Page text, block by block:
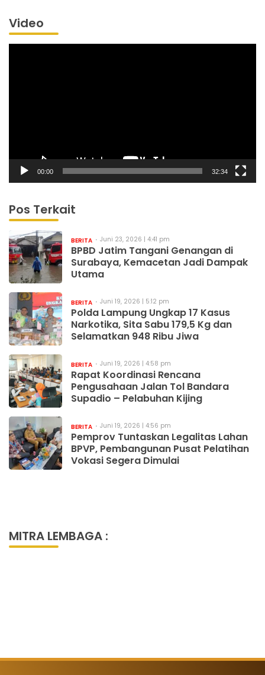
Video
00:00 32:34
Pos Terkait
BERITA Juni 23, 2026 | 4:41 pm
BPBD Jatim Tangani Genangan di
Surabaya, Kemacetan Jadi Dampak
Utama
BERITA Juni 19, 2026 | 5:12 pm
Polda Lampung Ungkap 17 Kasus
Narkotika, Sita Sabu 179,5 Kg dan
Selamatkan 948 Ribu Jiwa
BERITA Juni 19, 2026 | 4:58 pm
Rapat Koordinasi Rencana
Pengusahaan Jalan Tol Bandara
Supadio – Pelabuhan Kijing
BERITA Juni 19, 2026 | 4:56 pm
Pemprov Tuntaskan Legalitas Lahan
BPVP, Pembangunan Pusat Pelatihan
Vokasi Segera Dimulai
MITRA LEMBAGA :